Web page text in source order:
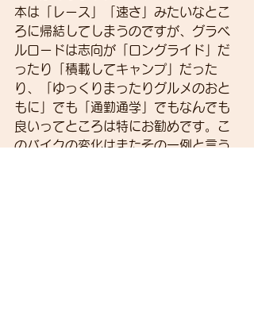
本は「レース」「速さ」みたいなとこ
ろに帰結してしまうのですが、グラベ
ルロードは志向が「ロングライド」だ
ったり「積載してキャンプ」だった
り、「ゆっくりまったりグルメのおと
もに」でも「通勤通学」でもなんでも
良いってところは特にお勧めです。こ
のバイクの変化はまたその一例と言う